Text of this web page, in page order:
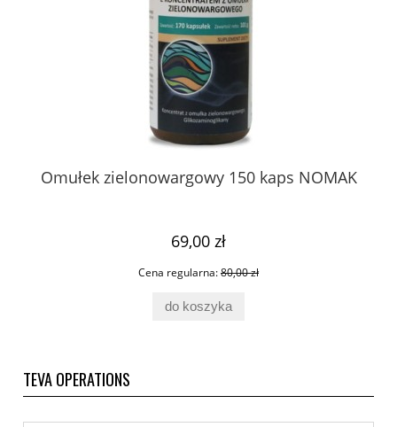
Omułek zielonowargowy 150 kaps NOMAK
69,00 zł
Cena regularna:80,00 zł
do koszyka
TEVA OPERATIONS